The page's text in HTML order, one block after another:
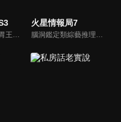
全台灣第一個大胃王美食節目，由主持人帶領大胃王們及名人來賓吃遍台灣美食，每趟旅程都有不同的美食主題以及遊戲互動，並藉由大胃王幸福地享用，讓觀眾深刻了解台灣美食文化的豐富特色！
火星情報局7
腦洞鑑定類綜藝推理脫口秀，陣容為薛之謙、大張偉、楊迪、劉維、黃子弘凡、黃聖依、龐博等…節目圍繞著當下熱梗熱點、觀眾的興趣點、共鳴點展開故事；火星特工廣發英雄帖正面對撞，迎戰近年最出圈、最有趣、最敢說的廠牌大咖們。真金不怕火煉！一場席卷全網的廠牌巔峰之戰即將展開！